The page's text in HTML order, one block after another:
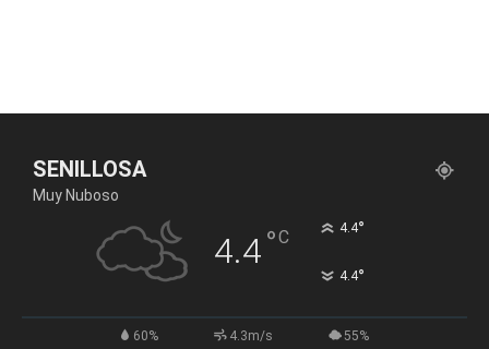
SENILLOSA
Muy Nuboso
4.4°C 4.4°
4.4°
60% 4.3m/s 55%